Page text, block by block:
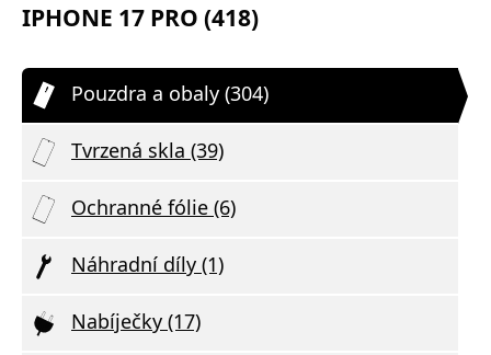
IPHONE 17 PRO (418)
Pouzdra a obaly (304)
Tvrzená skla (39)
Ochranné fólie (6)
Náhradní díly (1)
Nabíječky (17)